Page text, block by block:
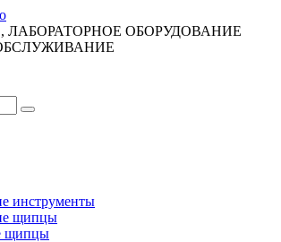
ОБОРУДОВАНИЕ
инструменты
щипцы
щипцы